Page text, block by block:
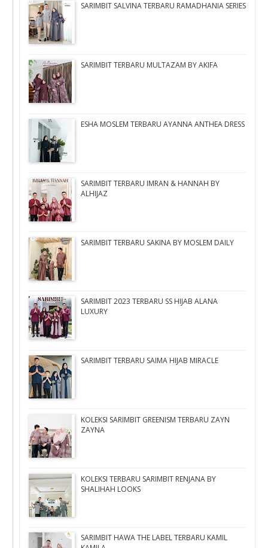
SARIMBIT SALVINA TERBARU RAMADHANIA SERIES
SARIMBIT TERBARU MULTAZAM BY AKIFA
ESHA MOSLEM TERBARU AYANNA ANTHEA DRESS
SARIMBIT TERBARU IMRAN & HANNAH BY
ALHIJAZ
SARIMBIT TERBARU SAKINA BY MOSLEM DAILY
SARIMBIT 2023 TERBARU SS HIJAB ALANA
LUXURY
SARIMBIT TERBARU SAIMA HIJAB MIRACLE
KOLEKSI SARIMBIT GREENISM TERBARU ZAYN
ZAYNA
KOLEKSI TERBARU SARIMBIT RENJANA BY
SHALIHAH LOOKS
SARIMBIT HAWA THE LABEL TERBARU KAMIL